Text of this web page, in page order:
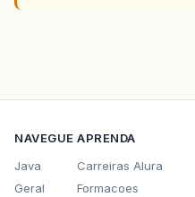
NAVEGUE
Java
Geral
APRENDA
Carreiras Alura
Formacoes